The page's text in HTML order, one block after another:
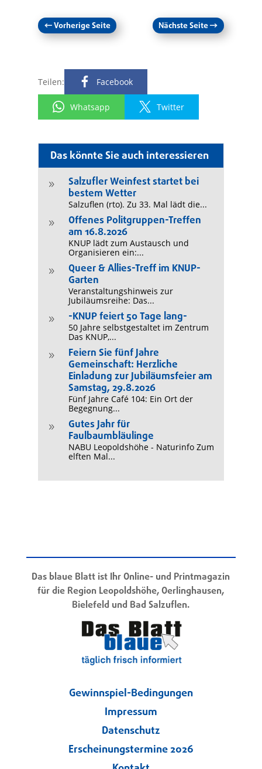
Das könnte Sie auch interessieren
9
Salzufler Weinfest startet bei
bestem Wetter
Salzuflen (rto). Zu 33. Mal lädt die...
9
Offenes Politgruppen-Treffen
am 16.8.2026
KNUP lädt zum Austausch und
Organisieren ein:...
9
Queer & Allies-Treff im KNUP-
Garten
Veranstaltungshinweis zur
Jubiläumsreihe: Das...
9 -KNUP feiert 50 Tage lang-
50 Jahre selbstgestaltet im Zentrum
Das KNUP,...
9
Feiern Sie fünf Jahre
Gemeinschaft: Herzliche
Einladung zur Jubiläumsfeier am
Samstag, 29.8.2026
Fünf Jahre Café 104: Ein Ort der
Begegnung...
9
Gutes Jahr für
Faulbaumbläulinge
NABU Leopoldshöhe - Naturinfo Zum
elften Mal...
←Vorherige Seite Nächste Seite→
Teilen: Facebook
Whatsapp Twitter
Das blaue Blatt ist Ihr Online- und Printmagazin
für die Region Leopoldshöhe, Oerlinghausen,
Bielefeld und Bad Salzuflen.
Gewinnspiel-Bedingungen
Impressum
Datenschutz
Erscheinungstermine 2026